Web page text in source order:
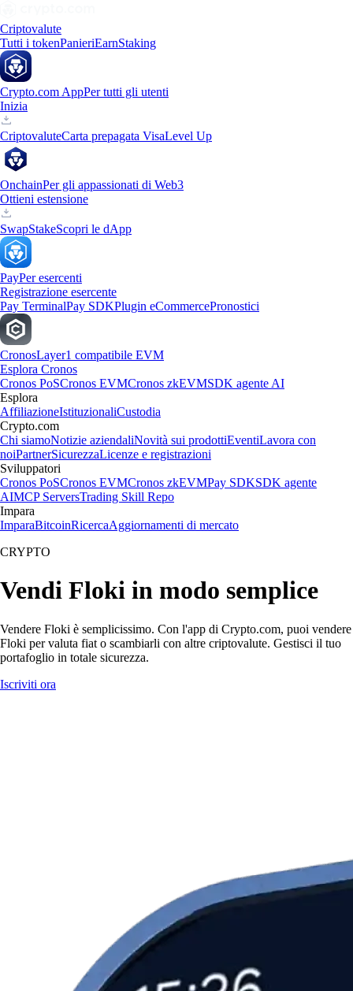
Criptovalute
Tutti i tokenPanieriEarnStaking
Crypto.com AppPer tutti gli utenti
Inizia
CriptovaluteCarta prepagata VisaLevel Up
OnchainPer gli appassionati di Web3
Ottieni estensione
SwapStakeScopri le dApp
PayPer esercenti
Registrazione esercente
Pay TerminalPay SDKPlugin eCommercePronostici
CronosLayer1 compatibile EVM
Esplora Cronos
Cronos PoSCronos EVMCronos zkEVMSDK agente AI
Esplora
AffiliazioneIstituzionaliCustodia
Crypto.com
Chi siamoNotizie aziendaliNovità sui prodottiEventiLavora con
noiPartnerSicurezzaLicenze e registrazioni
Sviluppatori
Cronos PoSCronos EVMCronos zkEVMPay SDKSDK agente
AIMCP ServersTrading Skill Repo
Impara
ImparaBitcoinRicercaAggiornamenti di mercato
CRYPTO
Vendi Floki in modo semplice
Vendere Floki è semplicissimo. Con l'app di Crypto.com, puoi vendere
Floki per valuta fiat o scambiarli con altre criptovalute. Gestisci il tuo
portafoglio in totale sicurezza.
Iscriviti ora